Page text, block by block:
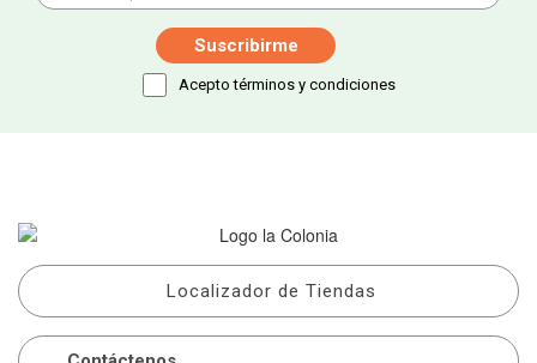
Acepto términos y condiciones
Localizador de Tiendas